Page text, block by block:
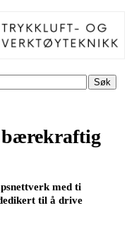
Søk
med ti
til å drive